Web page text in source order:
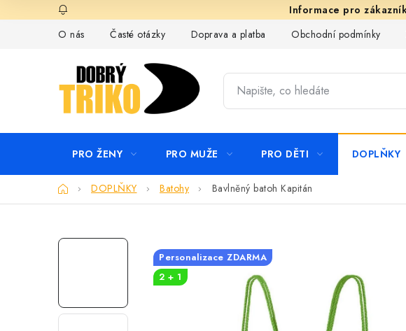
na
O nás
Časté otázky Doprava a platba Obchodní podmínky
PRO ŽENY PRO MUŽE PRO DĚTI DOPLŇKY
DomůDOPLŇKY Batohy Bavlněný batoh Kapitán
Personalizace ZDARMA
2 + 1